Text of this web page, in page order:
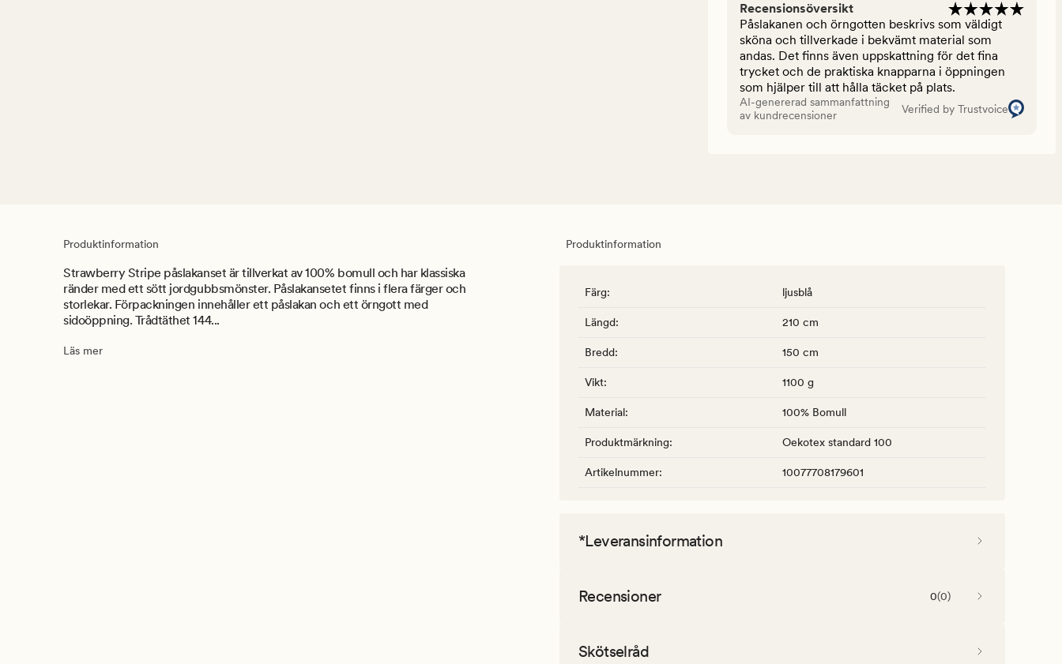
Recensionsöversikt
Påslakanen och örngotten beskrivs som väldigt
sköna och tillverkade i bekvämt material som
andas. Det finns även uppskattning för det fina
trycket och de praktiska knapparna i öppningen
som hjälper till att hålla täcket på plats.
AI-genererad sammanfattning
av kundrecensioner
Verified by Trustvoice
Produktinformation
Strawberry Stripe påslakanset är tillverkat av 100% bomull och har klassiska
ränder med ett sött jordgubbsmönster. Påslakansetet finns i flera färger och
storlekar. Förpackningen innehåller ett påslakan och ett örngott med
sidoöppning. Trådtäthet 144...
Läs mer
Produktinformation
Färg: ljusblå
Längd: 210 cm
Bredd: 150 cm
Vikt: 1100 g
Material: 100% Bomull
Produktmärkning: Oekotex standard 100
Artikelnummer: 10077708179601
*Leveransinformation
Recensioner 0(0)
Skötselråd